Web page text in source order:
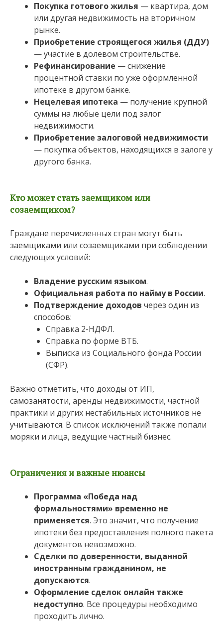
Покупка готового жилья — квартира, дом
или другая недвижимость на вторичном
рынке.
Приобретение строящегося жилья (ДДУ)
— участие в долевом строительстве.
Рефинансирование — снижение
процентной ставки по уже оформленной
ипотеке в другом банке.
Нецелевая ипотека — получение крупной
суммы на любые цели под залог
недвижимости.
Приобретение залоговой недвижимости
— покупка объектов, находящихся в залоге у
другого банка.
Кто может стать заемщиком или
созаемщиком?
Граждане перечисленных стран могут быть
заемщиками или созаемщиками при соблюдении
следующих условий:
Владение русским языком.
Официальная работа по найму в России.
Подтверждение доходов через один из
способов:
Справка 2-НДФЛ.
Справка по форме ВТБ.
Выписка из Социального фонда России
(СФР).
Важно отметить, что доходы от ИП,
самозанятости, аренды недвижимости, частной
практики и других нестабильных источников не
учитываются. В список исключений также попали
моряки и лица, ведущие частный бизнес.
Ограничения и важные нюансы
Программа «Победа над
формальностями» временно не
применяется. Это значит, что получение
ипотеки без предоставления полного пакета
документов невозможно.
Сделки по доверенности, выданной
иностранным гражданином, не
допускаются.
Оформление сделок онлайн также
недоступно. Все процедуры необходимо
проходить лично.